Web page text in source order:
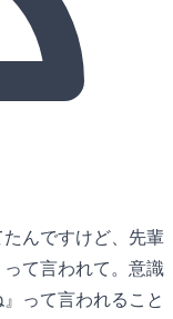
たんですけど、先輩
て言われて。意識
って言われること